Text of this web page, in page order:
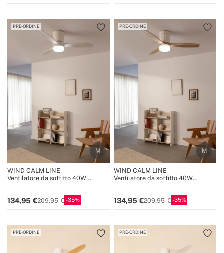
PRE-ORDINE
WIND CALM LINE
Ventilatore da soffitto 40W
134,95 209,95 35
PRE-ORDINE
WIND CALM LINE
Ventilatore da soffitto 40W
134,95 209,95 35
PRE-ORDINE PRE-ORDINE